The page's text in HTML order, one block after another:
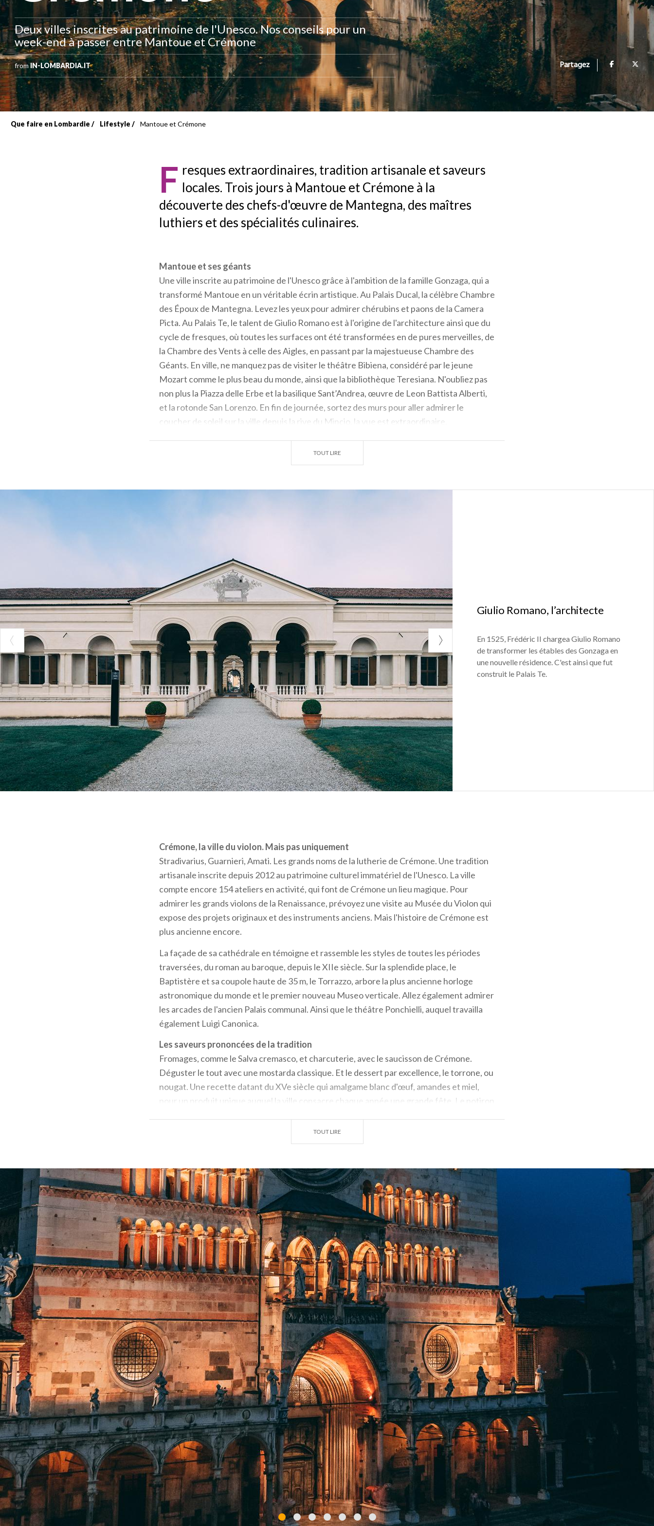
Deux villes inscrites au patrimoine de l'Unesco. Nos conseils pour un
week-end à passer entre Mantoue et Crémone
fromIN-LOMBARDIA.IT Partagez
Fil
Que faire en Lombardie Lifestyle Mantoue et Crémone
F resques extraordinaires, tradition artisanale et saveurs
locales. Trois jours à Mantoue et Crémone à la
découverte des chefs-d'œuvre de Mantegna, des maîtres
luthiers et des spécialités culinaires.
Mantoue et ses géants
Une ville inscrite au patrimoine de l'Unesco grâce à l'ambition de la famille Gonzaga, qui a
transformé Mantoue en un véritable écrin artistique. Au Palais Ducal, la célèbre Chambre
des Époux de Mantegna. Levez les yeux pour admirer chérubins et paons de la Camera
Picta. Au Palais Te, le talent de Giulio Romano est à l'origine de l'architecture ainsi que du
cycle de fresques, où toutes les surfaces ont été transformées en de pures merveilles, de
la Chambre des Vents à celle des Aigles, en passant par la majestueuse Chambre des
Géants. En ville, ne manquez pas de visiter le théâtre Bibiena, considéré par le jeune
Mozart comme le plus beau du monde, ainsi que la bibliothèque Teresiana. N'oubliez pas
non plus la Piazza delle Erbe et la basilique Sant’Andrea, œuvre de Leon Battista Alberti,
et la rotonde San Lorenzo. En fin de journée, sortez des murs pour aller admirer le
coucher de soleil sur la ville depuis la rive du Mincio, la vue est extraordinaire.
TOUT LIRE
Giulio Romano, l’architecte
En 1525, Frédéric II chargea Giulio Romano
de transformer les étables des Gonzaga en
une nouvelle résidence. C'est ainsi que fut
construit le Palais Te.
Crémone, la ville du violon. Mais pas uniquement
Stradivarius, Guarnieri, Amati. Les grands noms de la lutherie de Crémone. Une tradition
artisanale inscrite depuis 2012 au patrimoine culturel immatériel de l'Unesco. La ville
compte encore 154 ateliers en activité, qui font de Crémone un lieu magique. Pour
admirer les grands violons de la Renaissance, prévoyez une visite au Musée du Violon qui
expose des projets originaux et des instruments anciens. Mais l'histoire de Crémone est
plus ancienne encore.
La façade de sa cathédrale en témoigne et rassemble les styles de toutes les périodes
traversées, du roman au baroque, depuis le XIIe siècle. Sur la splendide place, le
Baptistère et sa coupole haute de 35 m, le Torrazzo, arbore la plus ancienne horloge
astronomique du monde et le premier nouveau Museo verticale. Allez également admirer
les arcades de l'ancien Palais communal. Ainsi que le théâtre Ponchielli, auquel travailla
également Luigi Canonica.
Les saveurs prononcées de la tradition
Fromages, comme le Salva cremasco, et charcuterie, avec le saucisson de Crémone.
Déguster le tout avec une mostarda classique. Et le dessert par excellence, le torrone, ou
nougat. Une recette datant du XVe siècle qui amalgame blanc d'œuf, amandes et miel,
pour un produit unique auquel la ville consacre chaque année une grande fête. Le potiron
TOUT LIRE